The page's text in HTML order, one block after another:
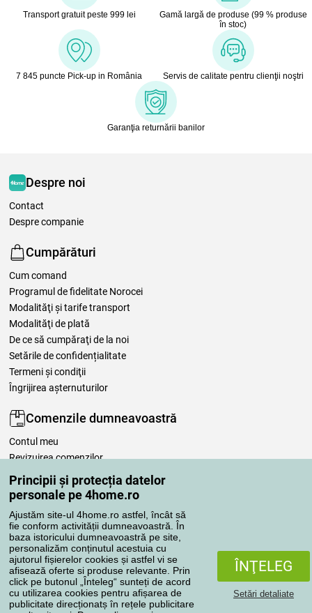
Principii și protecția datelor
personale pe 4home.ro
Ajustăm site-ul 4home.ro astfel, încât să
fie conform activității dumneavoastră. În
baza istoricului dumneavoastră pe site,
personalizăm conținutul acestuia cu
ajutorul fișierelor cookies și astfel vi se
afisează oferte si produse relevante. Prin
click pe butonul „Înteleg“ sunteți de acord
cu utilizarea cookies pentru afișarea de
publicitate direcționatș în rețele publicitare
ÎNŢELEG
Setări detaliate
Transport gratuit peste 999 lei
Gamă largă de produse (99 % produse
în stoc)
7 845 puncte Pick-up in România Servis de calitate pentru clienţii noştri
Garanţia returnării banilor
Despre noi
Contact
Despre companie
Cumpărături
Cum comand
Programul de fidelitate Norocei
Modalităţi şi tarife transport
Modalităţi de plată
De ce să cumpăraţi de la noi
Setările de confidențialitate
Termeni şi condiţii
Îngrijirea așternuturilor
Comenzile dumneavoastră
Contul meu
Revizuirea comenzilor
Reclamaţii
Retragere de la contract
Regulile de procesare a recenziilor
Metode de transport
Metode de plată